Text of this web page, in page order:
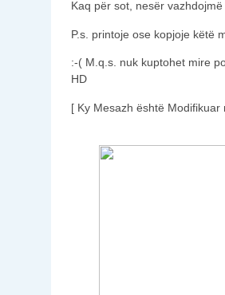
Kaq për sot, nesër
P.s. printoje ose kopjoje këtë
:-( M.q.s. nuk kuptohet mire
HD
[ Ky Mesazh është